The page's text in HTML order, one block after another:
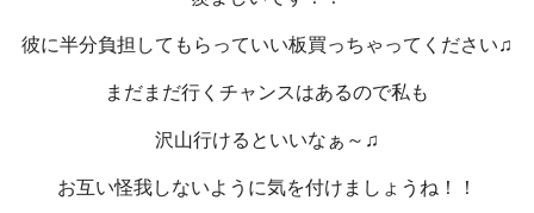
彼に半分負担してもらっていい板買っちゃってください♫
まだまだ行くチャンスはあるので私も
沢山行けるといいなぁ～♫
お互い怪我しないように気を付けましょうね！！